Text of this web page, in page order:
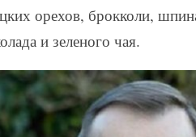
орехов, брокколи,
и зеленого чая.